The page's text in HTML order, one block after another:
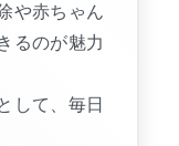
や赤ちゃん
るのが魅力
して、毎日